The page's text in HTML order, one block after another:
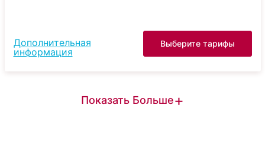
Дополнительная
информация
Выберите тарифы
Показать Больше+